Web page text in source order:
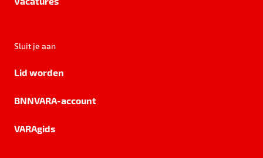
Sluit je aan
Lid worden
BNNVARA-account
VARAgids